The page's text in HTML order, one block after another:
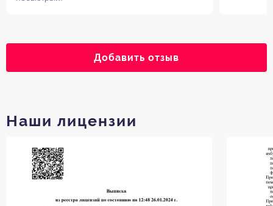
Добавить отзыв
Наши лицензии